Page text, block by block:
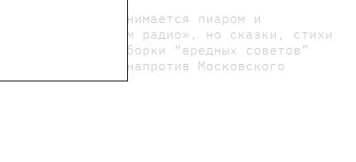
м году, занимается пиаром и
и «Детским радио», но сказки, стихи
вышли подборки “вредных советов”
в доме напротив Московского